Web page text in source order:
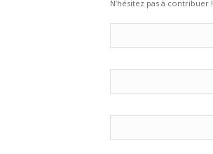
N’hésitez pas à contribuer !